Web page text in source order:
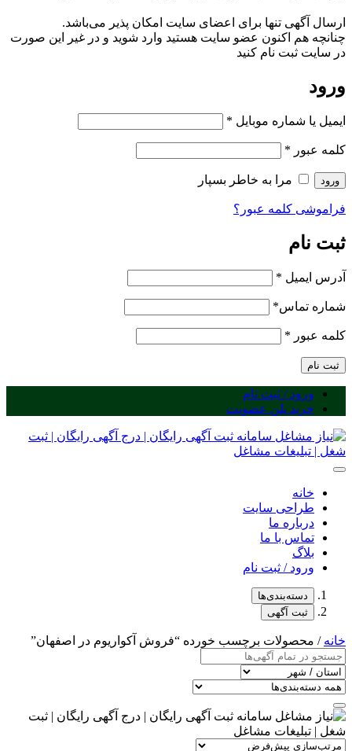
ارسال آگهی تنها برای اعضای سایت امکان پذیر می‌باشد.
چنانچه هم‌ اکنون عضو سایت هستید وارد شوید و در غیر این صورت
در سایت ثبت نام کنید
ورود
ایمیل یا شماره موبایل *
کلمه عبور *
ورود مرا به خاطر بسپار
فراموشی کلمه عبور؟
ثبت نام
آدرس ایمیل *
شماره تماس*
کلمه عبور *
ثبت نام
ورود / ثبت نام
خرید پلن عضویت
خانه
طراحی سایت
درباره ما
تماس با ما
بلاگ
ورود / ثبت نام
دسته‌بندی‌ها
ثبت آگهی
خانه / محصولات برچسب خورده “فروش آکواریوم در اصفهان”